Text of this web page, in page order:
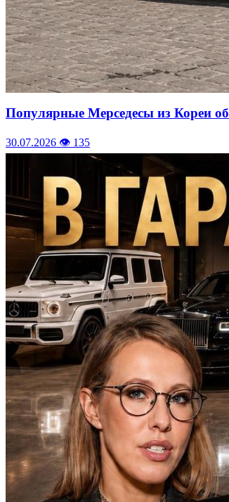
Популярные Мерседесы из Кореи
30.07.2026 👁 135